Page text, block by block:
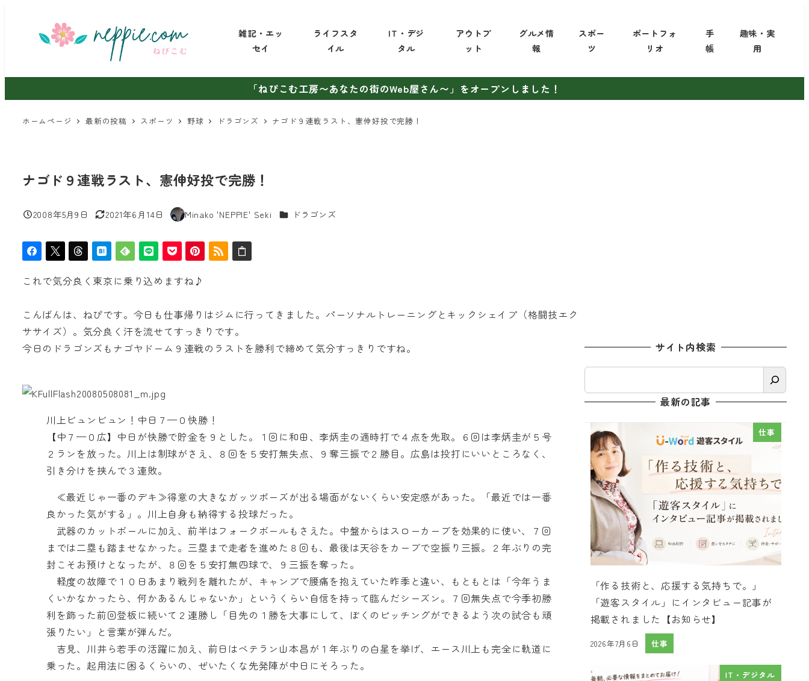
ン
テ
雑記・エッ
セイ
ライフスタ
イル
IT・デジ
タル
アウトプ
ット
グルメ情
報
スポー
ツ
ポートフォ
リオ
手
帳
趣味・実
用
「ねぴこむ工房〜あなたの街のWeb屋さん〜」をオープンしました！
ホームページ 最新の投稿 スポーツ 野球 ドラゴンズ ナゴド９連戦ラスト、憲伸好投で完勝！
ナゴド９連戦ラスト、憲伸好投で完勝！
投稿日
2008年5月9日
更新日
2021年6月14日
著
Minako 'NEPPIE' Seki カテゴリー
ドラゴンズ
これで気分良く東京に乗り込めますね♪
こんばんは、ねぴです。今日も仕事帰りはジムに行ってきました。パーソナルトレーニングとキックシェイプ（格闘技エク
ササイズ）。気分良く汗を流せてすっきりです。
今日のドラゴンズもナゴヤドーム９連戦のラストを勝利で締めて気分すっきりですね。
川上ビュンビュン！中日７—０快勝！
【中７—０広】中日が快勝で貯金を９とした。１回に和田、李炳圭の適時打で４点を先取。６回は李炳圭が５号
２ランを放った。川上は制球がさえ、８回を５安打無失点、９奪三振で２勝目。広島は投打にいいところなく、
引き分けを挟んで３連敗。
≪最近じゃ一番のデキ≫得意の大きなガッツポーズが出る場面がないくらい安定感があった。「最近では一番
良かった気がする」。川上自身も納得する投球だった。
武器のカットボールに加え、前半はフォークボールもさえた。中盤からはスローカーブを効果的に使い、７回
までは二塁も踏ませなかった。三塁まで走者を進めた８回も、最後は天谷をカーブで空振り三振。２年ぶりの完
封こそお預けとなったが、８回を５安打無四球で、９三振を奪った。
軽度の故障で１０日あまり戦列を離れたが、キャンプで腰痛を抱えていた昨季と違い、もともとは「今年うま
くいかなかったら、何かあるんじゃないか」というくらい自信を持って臨んだシーズン。７回無失点で今季初勝
利を飾った前回登板に続いて２連勝し「目先の１勝を大事にして、ぼくのピッチングができるよう次の試合も頑
張りたい」と言葉が弾んだ。
吉見、川井ら若手の活躍に加え、前日はベテラン山本昌が１年ぶりの白星を挙げ、エース川上も完全に軌道に
乗った。起用法に困るくらいの、ぜいたくな先発陣が中日にそろった。
サイト内検索
索
最新の記事
仕事
「作る技術と、応援する気持ちで。」
「遊客スタイル」にインタビュー記事が
掲載されました【お知らせ】
投稿日
2026年7月6日 仕事
IT・デジタル